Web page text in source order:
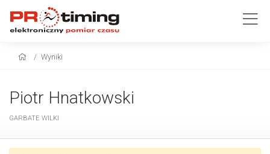
Wyniki
Piotr Hnatkowski
GARBATE WILKI